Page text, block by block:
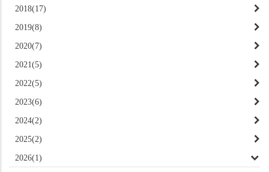
2018(17)
2019(8)
2020(7)
2021(5)
2022(5)
2023(6)
2024(2)
2025(2)
2026(1)